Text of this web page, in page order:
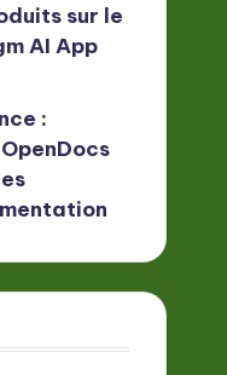
sur le
AI App
: